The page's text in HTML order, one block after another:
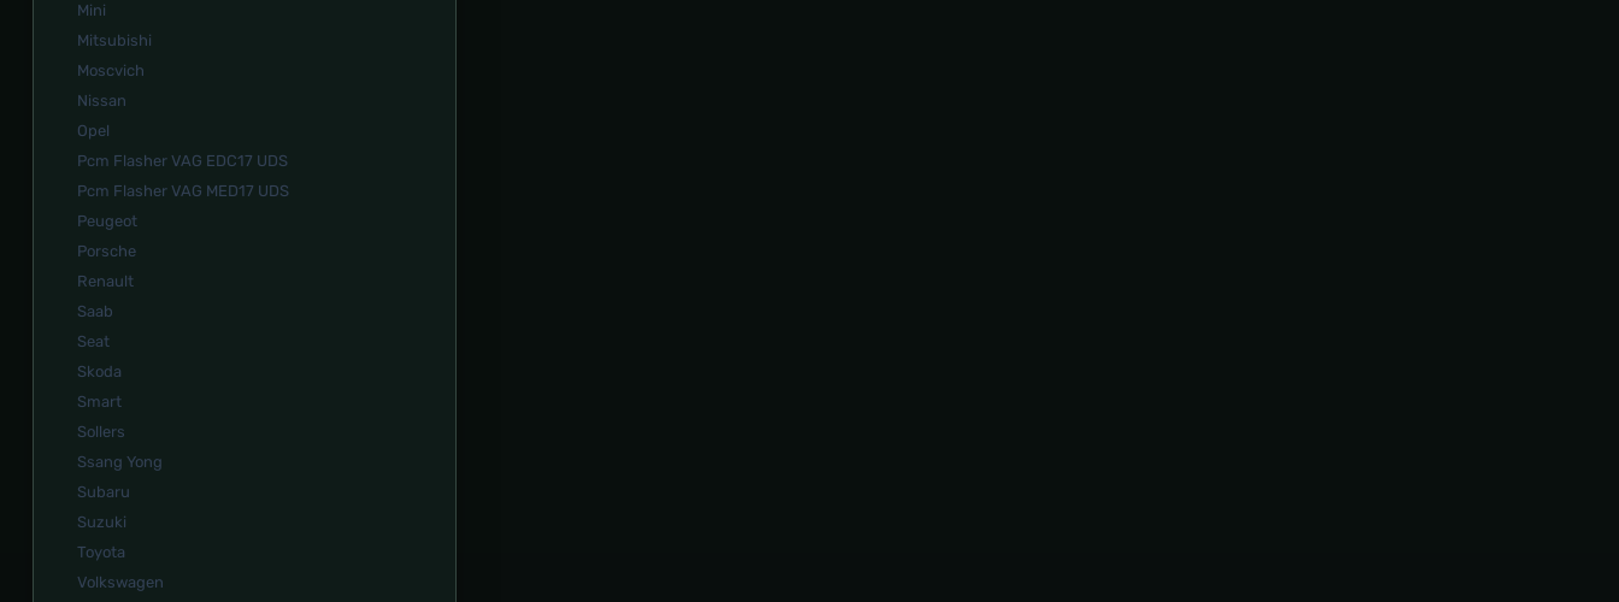
Mini
Mitsubishi
Moscvich
Nissan
Opel
Pcm Flasher VAG EDC17 UDS
Pcm Flasher VAG MED17 UDS
Peugeot
Porsche
Renault
Saab
Seat
Skoda
Smart
Sollers
Ssang Yong
Subaru
Suzuki
Toyota
Volkswagen